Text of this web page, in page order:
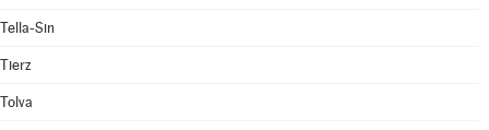
Tella-Sin
Tierz
Tolva